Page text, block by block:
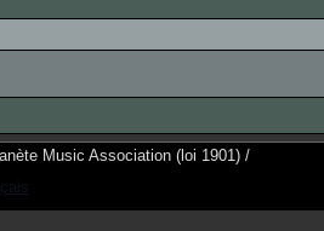
Music Association (loi 1901) /